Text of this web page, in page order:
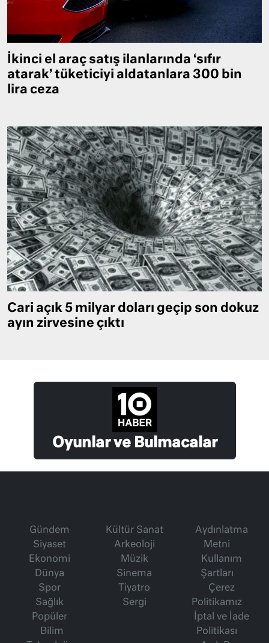
İkinci el araç satış ilanlarında ‘sıfır
atarak’ tüketiciyi aldatanlara 300 bin
lira ceza
Cari açık 5 milyar doları geçip son dokuz
ayın zirvesine çıktı
Oyunlar ve Bulmacalar
Gündem
Siyaset
Ekonomi
Dünya
Spor
Sağlık
Popüler
Bilim
Kültür Sanat
Arkeoloji
Müzik
Sinema
Tiyatro
Sergi
Aydınlatma
Metni
Kullanım
Şartları
Çerez
Politikamız
İptal ve İade
Politikası